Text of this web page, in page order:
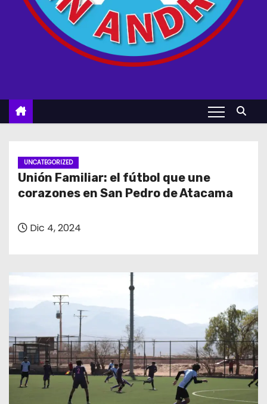
UNCATEGORIZED
Unión Familiar: el fútbol que une
corazones en San Pedro de Atacama
Dic 4, 2024